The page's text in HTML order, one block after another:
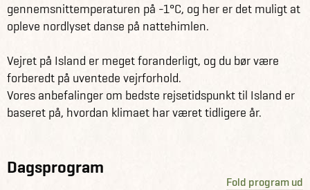
Det er muligt at skræddersy rejsen efter jeres behov og
ønsker. Så tag kontakt til en islandsekspert, som vil kunne
eksempelvis hvalsafari, ATV-ture, rideture eller alternative
kør-selv-ruter.
Få information og fakta om Island her
gennemsnittemperaturen på -1°C, og her er det muligt at
opleve nordlyset danse på nattehimlen.
Vejret på Island er meget foranderligt, og du bør være
forberedt på uventede vejrforhold.
Vores anbefalinger om bedste rejsetidspunkt til Island er
baseret på, hvordan klimaet har været tidligere år.
Dagsprogram
Fold program ud